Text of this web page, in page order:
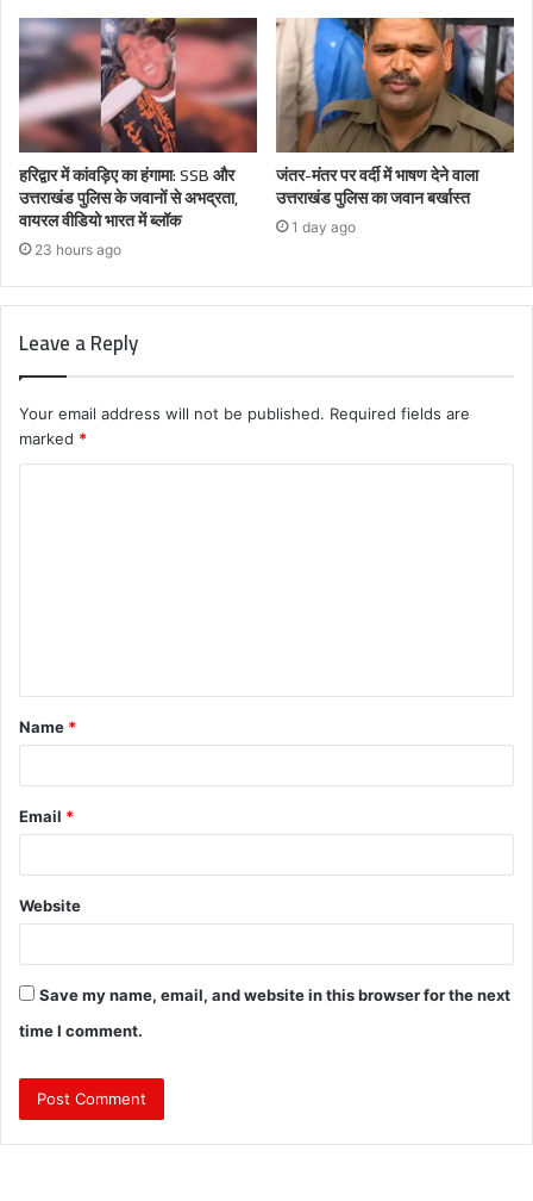
हरिद्वार में कांवड़िए का हंगामा: SSB और
उत्तराखंड पुलिस के जवानों से अभद्रता,
वायरल वीडियो भारत में ब्लॉक
23 hours ago
जंतर-मंतर पर वर्दी में भाषण देने वाला
उत्तराखंड पुलिस का जवान बर्खास्त
1 day ago
Leave a Reply
Your email address will not be published. Required fields are
marked *
t
*
Name *
Email *
Website
Save my name, email, and website in this browser for the next
time I comment.